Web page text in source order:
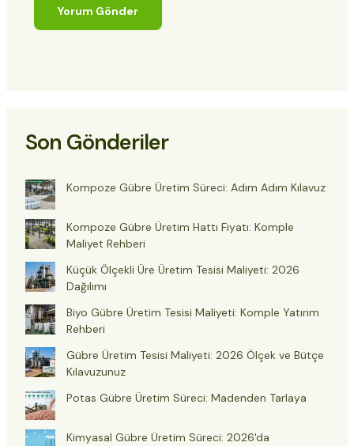
Son Gönderiler
Kompoze Gübre Üretim Süreci: Adım Adım Kılavuz
Kompoze Gübre Üretim Hattı Fiyatı: Komple
Maliyet Rehberi
Küçük Ölçekli Üre Üretim Tesisi Maliyeti: 2026
Dağılımı
Biyo Gübre Üretim Tesisi Maliyeti: Komple Yatırım
Rehberi
Gübre Üretim Tesisi Maliyeti: 2026 Ölçek ve Bütçe
Kılavuzunuz
Potas Gübre Üretim Süreci: Madenden Tarlaya
Kimyasal Gübre Üretim Süreci: 2026'da